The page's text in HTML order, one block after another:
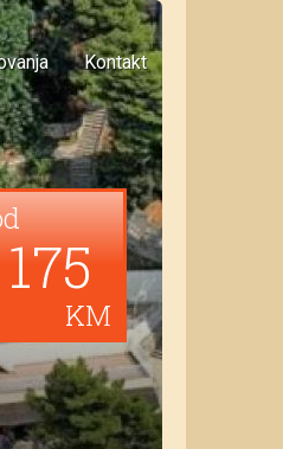
Kontakt
175
KM